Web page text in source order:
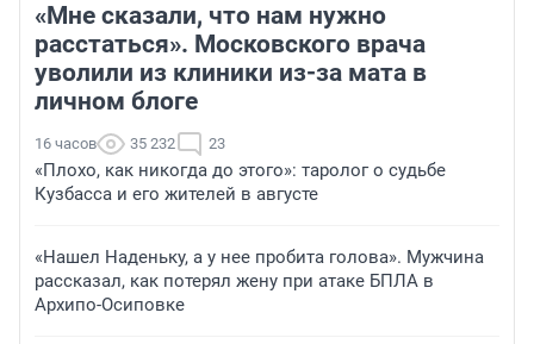
«Мне сказали, что нам нужно
расстаться». Московского врача
уволили из клиники из-за мата в
личном блоге
16 часов 35 232 23
«Плохо, как никогда до этого»: таролог о судьбе
Кузбасса и его жителей в августе
«Нашел Наденьку, а у нее пробита голова». Мужчина
рассказал, как потерял жену при атаке БПЛА в
Архипо-Осиповке